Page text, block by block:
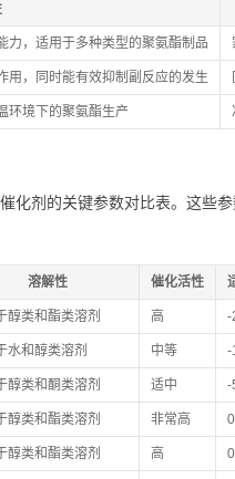
力，适用于多种类型的聚氨酯制品
用，同时能有效抑制副反应的发生
环境下的聚氨酯生产
化剂的关键参数对比表。这些
溶解性 催化活性
醇类和酯类溶剂 高 -
水和醇类溶剂 中等 -
醇类和酮类溶剂 适中 -
醇类和酯类溶剂 非常高
醇类和酯类溶剂 高